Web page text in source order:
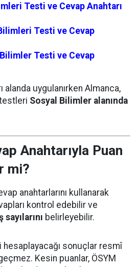
Testi ve Cevap Anahtarı
Testi ve Cevap
Testi ve Cevap
alanda uygulanırken Almanca,
Sosyal Bilimler alanında
Anahtarıyla Puan
mi?
anahtarlarını kullanarak
kontrol edebilir ve
belirleyebilir.
hesaplayacağı sonuçlar resmî
Kesin puanlar, ÖSYM